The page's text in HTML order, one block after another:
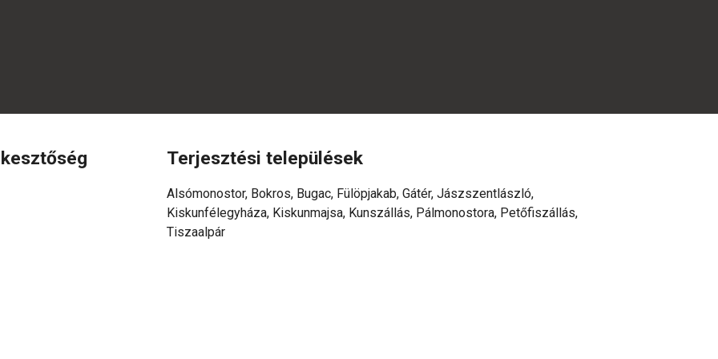
Terjesztési települések
Alsómonostor, Bokros, Bugac, Fülöpjakab, Gátér, Jászszentlászló,
Kiskunfélegyháza, Kiskunmajsa, Kunszállás, Pálmonostora, Petőfiszállás,
Tiszaalpár